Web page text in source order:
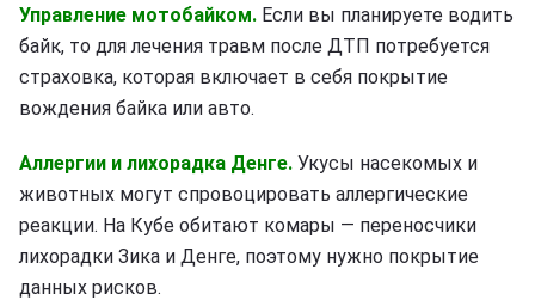
Управление мотобайком. Если вы планируете водить
байк, то для лечения травм после ДТП потребуется
страховка, которая включает в себя покрытие
вождения байка или авто.
Аллергии и лихорадка Денге. Укусы насекомых и
животных могут спровоцировать аллергические
реакции. На Кубе обитают комары — переносчики
лихорадки Зика и Денге, поэтому нужно покрытие
данных рисков.